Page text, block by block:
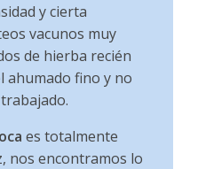
y cierta
vacunos muy
de hierba recién
ahumado fino y no
es totalmente
nos encontramos lo